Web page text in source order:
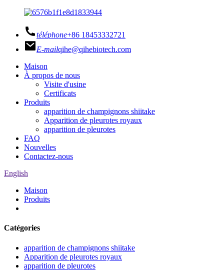
téléphone+86 18453332721
E-mailqihe@qihebiotech.com
Maison
À propos de nous
Visite d'usine
Certificats
Produits
apparition de champignons shiitake
Apparition de pleurotes royaux
apparition de pleurotes
FAQ
Nouvelles
Contactez-nous
English
Maison
Produits
Catégories
apparition de champignons shiitake
Apparition de pleurotes royaux
apparition de pleurotes